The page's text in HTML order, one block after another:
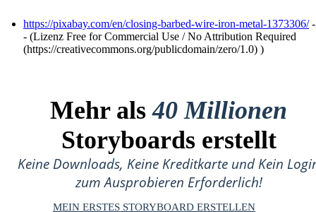
https://pixabay.com/en/closing-barbed-wire-iron-metal-1373306/-
- (Lizenz Free for Commercial Use / No Attribution Required
(https://creativecommons.org/publicdomain/zero/1.0) )
Mehr als40 Millionen
Storyboards erstellt
Keine Downloads, Keine Kreditkarte und Kein
zum Ausprobieren Erforderlich!
MEIN ERSTES STORYBOARD ERSTELLEN